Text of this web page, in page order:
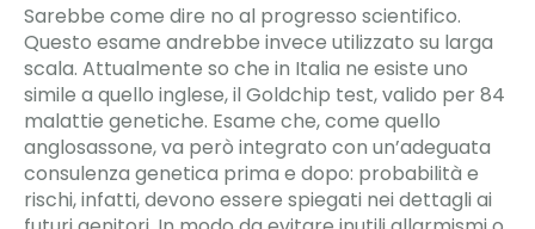
Sarebbe come dire no al progresso scientifico.
Questo esame andrebbe invece utilizzato su larga
scala. Attualmente so che in Italia ne esiste uno
simile a quello inglese, il Goldchip test, valido per 84
malattie genetiche. Esame che, come quello
anglosassone, va però integrato con un’adeguata
consulenza genetica prima e dopo: probabilità e
rischi, infatti, devono essere spiegati nei dettagli ai